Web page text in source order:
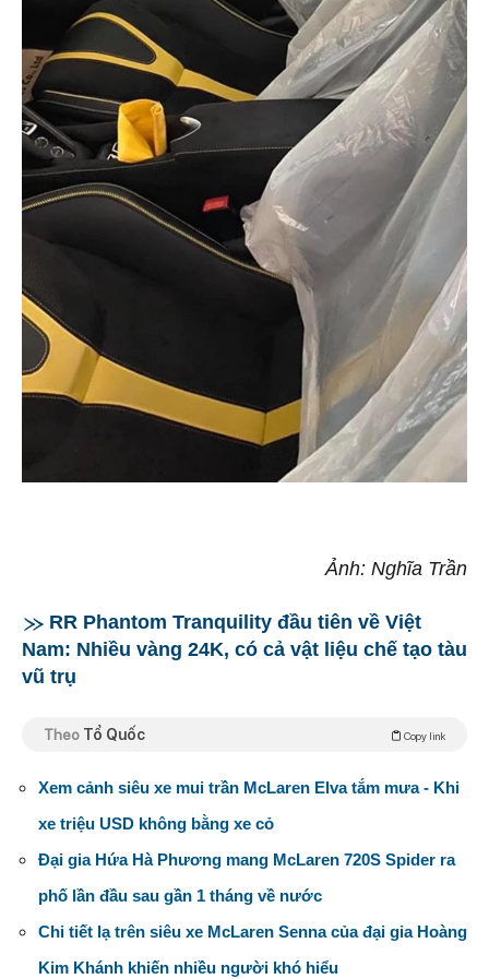
Ảnh: Nghĩa Trần
RR Phantom Tranquility đầu tiên về Việt
Nam: Nhiều vàng 24K, có cả vật liệu chế tạo tàu
vũ trụ
Theo Tổ Quốc Copy link
Xem cảnh siêu xe mui trần McLaren Elva tắm mưa - Khi
xe triệu USD không bằng xe cỏ
Đại gia Hứa Hà Phương mang McLaren 720S Spider ra
phố lần đầu sau gần 1 tháng về nước
Chi tiết lạ trên siêu xe McLaren Senna của đại gia Hoàng
Kim Khánh khiến nhiều người khó hiểu